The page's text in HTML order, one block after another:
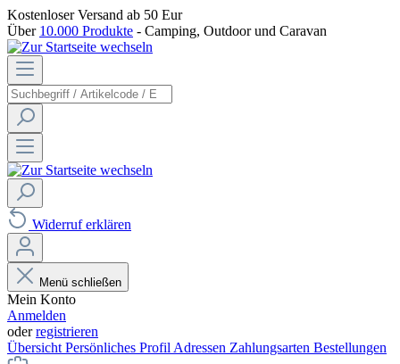
Kostenloser Versand ab 50 Eur
Über 10.000 Produkte - Camping, Outdoor und Caravan
Widerruf erklären
Menü schließen
Mein Konto
Anmelden
oderregistrieren
Übersicht Persönliches Profil Adressen Zahlungsarten Bestellungen